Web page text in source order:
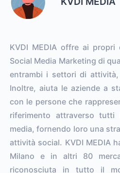
KVDI MEDIA offre ai propri
Social Media Marketing di
entrambi i settori di
Inoltre, aiuta le aziende a
con le persone che
riferimento attraverso
media, fornendo loro una
attività social. KVDI MEDIA
Milano e in altri 80
riconosciuta in tutto il